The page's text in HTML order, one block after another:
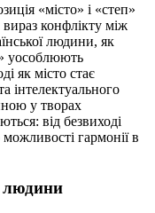
«місто» і «степ»
конфлікту між
людини, як
уособлюють
як місто стає
інтелектуального
у творах
від безвиході
гармонії в
людини